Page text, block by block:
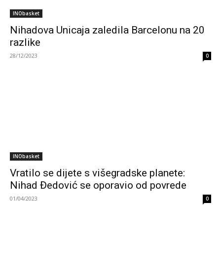
INObasket
Nihadova Unicaja zaledila Barcelonu na 20
razlike
28/12/2023 0
INObasket
Vratilo se dijete s višegradske planete:
Nihad Đedović se oporavio od povrede
01/04/2023 0